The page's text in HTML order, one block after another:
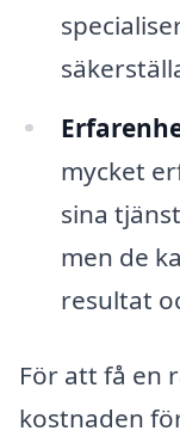
mycket
sina
men de
resultat
För att få en
kostnaden